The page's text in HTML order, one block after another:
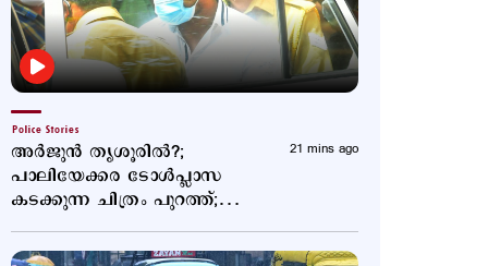
Police Stories
അര്‍ജുന്‍ തൃശൂരില്‍?;
പാലിയേക്കര ടോള്‍പ്ലാസ
കടക്കുന്ന ചിത്രം പുറത്ത്;
21 mins ago